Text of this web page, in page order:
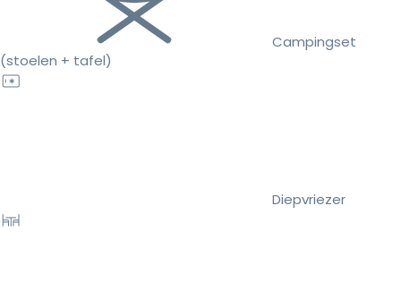
Campingset
(stoelen + tafel)
Diepvriezer